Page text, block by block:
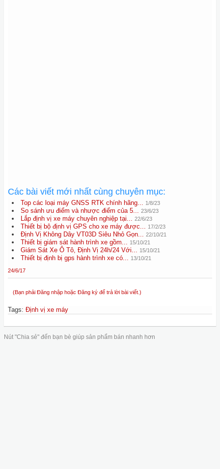
Các bài viết mới nhất cùng chuyên mục:
Top các loại máy GNSS RTK chính hãng... 1/8/23
So sánh ưu điểm và nhược điểm của 5... 23/6/23
Lắp định vị xe máy chuyên nghiệp tại... 22/6/23
Thiết bị bộ định vị GPS cho xe máy được... 17/2/23
Định Vị Không Dây VT03D Siêu Nhỏ Gọn... 22/10/21
Thiết bị giám sát hành trình xe gồm... 15/10/21
Giám Sát Xe Ô Tô, Định Vị 24h/24 Với... 15/10/21
Thiết bị định bị gps hành trình xe có... 13/10/21
24/6/17
(Bạn phải Đăng nhập hoặc Đăng ký để trả lời bài viết.)
Tags: Định vị xe máy
Nút "Chia sẻ" đến bạn bè giúp sản phẩm bán nhanh hơn